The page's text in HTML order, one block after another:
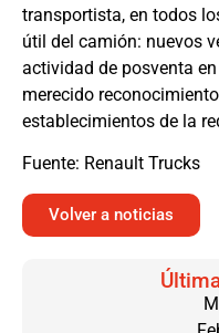
transportista, en todos
útil del camión: nuevos
actividad de posventa
merecido
establecimientos de la
Fuente: Renault Trucks
Volver a noticias